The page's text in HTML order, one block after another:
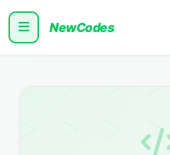
NewCodes